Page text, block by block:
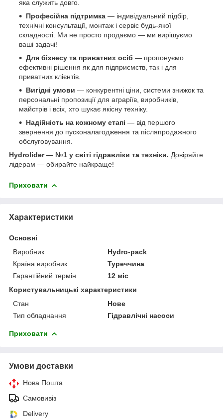
яка служить довго.
Професійна підтримка — індивідуальний підбір,
технічні консультації, монтаж і сервіс будь-якої
складності. Ми не просто продаємо — ми вирішуємо
ваші задачі!
Для бізнесу та приватних осіб — пропонуємо
ефективні рішення як для підприємств, так і для
приватних клієнтів.
Вигідні умови — конкурентні ціни, системи знижок та
персональні пропозиції для аграріїв, виробників,
майстрів і всіх, хто шукає якісну техніку.
Надійність на кожному етапі — від першого
звернення до пусконалагодження та післяпродажного
обслуговування.
Hydrolider — №1 у світі гідравліки та техніки. Довіряйте
лідерам — обирайте найкраще!
Приховати
Характеристики
Основні
Виробник
Hydro-pack
Країна виробник
Туреччина
Гарантійний термін
12 міс
Користувальницькі характеристики
Стан
Нове
Тип обладнання
Гідравлічні насоси
Приховати
Умови доставки
Нова Пошта
Самовивіз
Delivery